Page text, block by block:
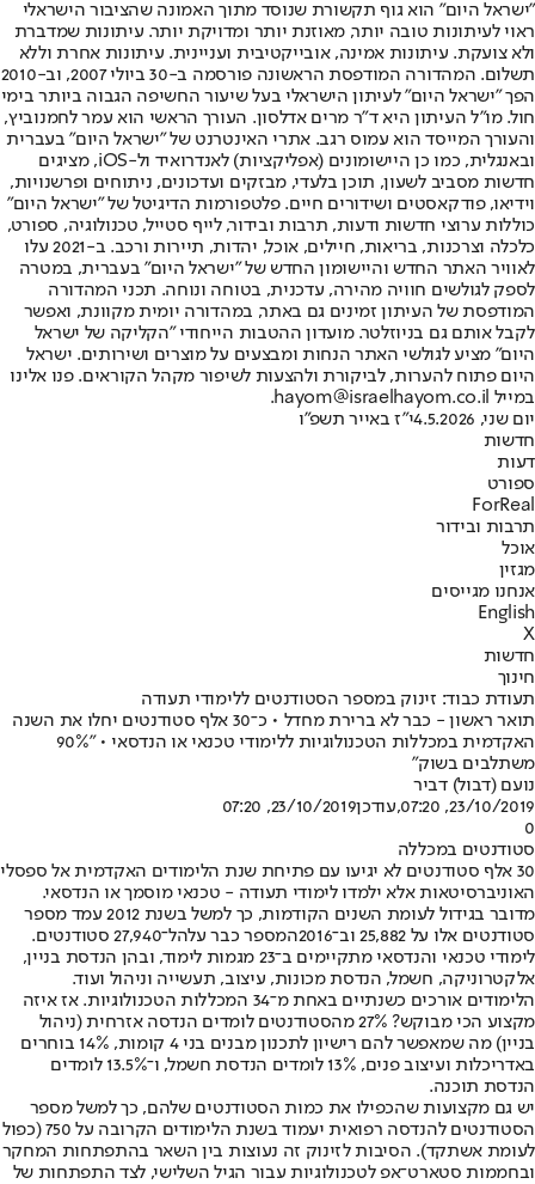
"ישראל היום" הוא גוף תקשורת שנוסד מתוך האמונה שהציבור הישראלי
ראוי לעיתונות טובה יותר, מאוזנת יותר ומדויקת יותר. עיתונות שמדברת
ולא צועקת. עיתונות אמינה, אובייקטיבית ועניינית. עיתונות אחרת וללא
תשלום. המהדורה המודפסת הראשונה פורסמה ב-30 ביולי 2007, וב-2010
הפך "ישראל היום" לעיתון הישראלי בעל שיעור החשיפה הגבוה ביותר בימי
חול. מו"ל העיתון היא ד"ר מרים אדלסון. העורך הראשי הוא עמר לחמנוביץ,
והעורך המייסד הוא עמוס רגב. אתרי האינטרנט של "ישראל היום" בעברית
ובאנגלית, כמו כן היישומונים (אפליקציות) לאנדרואיד ול-iOS, מציגים
חדשות מסביב לשעון, תוכן בלעדי, מבזקים ועדכונים, ניתוחים ופרשנויות,
וידיאו, פודקאסטים ושידורים חיים. פלטפורמות הדיגיטל של "ישראל היום"
כוללות ערוצי חדשות ודעות, תרבות ובידור, לייף סטייל, טכנולוגיה, ספורט,
כלכלה וצרכנות, בריאות, חיילים, אוכל, יהדות, תיירות ורכב. ב-2021 עלו
לאוויר האתר החדש והיישומון החדש של "ישראל היום" בעברית, במטרה
לספק לגולשים חוויה מהירה, עדכנית, בטוחה ונוחה. תכני המהדורה
המודפסת של העיתון זמינים גם באתר, במהדורה יומית מקוונת, ואפשר
לקבל אותם גם בניוזלטר. מועדון ההטבות הייחודי "הקליקה של ישראל
היום" מציע לגולשי האתר הנחות ומבצעים על מוצרים ושירותים. ישראל
היום פתוח להערות, לביקורת ולהצעות לשיפור מקהל הקוראים. פנו אלינו
במייל hayom@israelhayom.co.il.
יום שני, 4.5.2026
י"ז באייר תשפ"ו
חדשות
דעות
ספורט
ForReal
תרבות ובידור
אוכל
מגזין
אנחנו מגייסים
English
X
חדשות
חינוך
תעודת כבוד: זינוק במספר הסטודנטים ללימודי תעודה
תואר ראשון - כבר לא ברירת מחדל • כ־30 אלף סטודנטים יחלו את השנה
האקדמית במכללות הטכנולוגיות ללימודי טכנאי או הנדסאי • "90%
משתלבים בשוק"
נועם (דבול) דביר
23/10/2019, 07:20
,עודכן23/10/2019, 07:20
0
סטודנטים במכללה
30 אלף סטודנטים לא יגיעו עם פתיחת שנת הלימודים האקדמית אל ספסלי
האוניברסיטאות אלא ילמדו לימודי תעודה - טכנאי מוסמך או הנדסאי.
מדובר בגידול לעומת השנים הקודמות, כך למשל בשנת 2012 עמד מספר
סטודנטים אלו על 25,882 וב־2016
המספר כבר עלהל־27,940 סטודנטים.
לימודי טכנאי והנדסאי מתקיימים ב־23 מגמות לימוד, ובהן הנדסת בניין,
אלקטרוניקה, חשמל, הנדסת מכונות, עיצוב, תעשייה וניהול ועוד.
הלימודים אורכים כשנתיים באחת מ־34 המכללות הטכנולוגיות. אז איזה
מקצוע הכי מבוקש? 27% מהסטודנטים לומדים הנדסה אזרחית (ניהול
בניין) מה שמאפשר להם רישיון לתכנון מבנים בני 4 קומות, 14% בוחרים
באדריכלות ועיצוב פנים, 13% לומדים הנדסת חשמל, ו־13.5% לומדים
הנדסת תוכנה.
יש גם מקצועות שהכפילו את כמות הסטודנטים שלהם, כך למשל מספר
הסטודנטים להנדסה רפואית יעמוד בשנת הלימודים הקרובה על 750 (כפול
לעומת אשתקד). הסיבות לזינוק זה נעוצות בין השאר בהתפתחות המחקר
ובחממות סטארט־אפ לטכנולוגיות עבור הגיל השלישי, לצד התפתחות של